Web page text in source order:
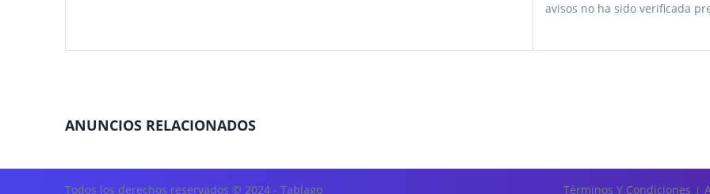
avisos no ha sido verificada
ANUNCIOS RELACIONADOS
Todos los derechos reservados © 2024 - Tablago Términos Y Condiciones